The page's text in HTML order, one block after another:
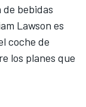
bebidas
Lawson es
coche de
los planes que